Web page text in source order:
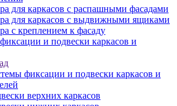
для каркасов с распашными фасадами
для каркасов с выдвижными ящиками
с креплением к фасаду
и подвески каркасов и
фиксации и подвески каркасов и
верхних каркасов